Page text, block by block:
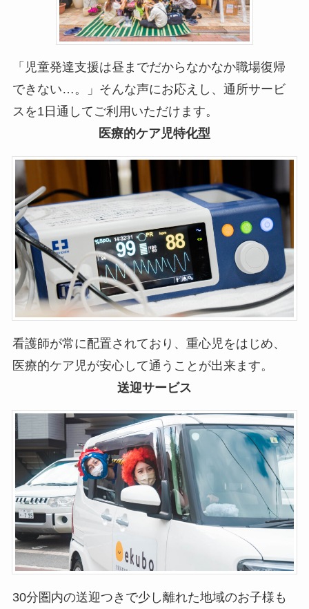
「児童発達支援は昼までだからなかなか職場復帰
できない…。」そんな声にお応えし、通所サービ
スを1日通してご利用いただけます。
医療的ケア児特化型
看護師が常に配置されており、重心児をはじめ、
医療的ケア児が安心して通うことが出来ます。
送迎サービス
30分圏内の送迎つきで少し離れた地域のお子様も